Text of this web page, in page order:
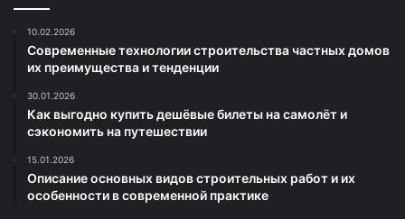
10.02.2026
Современные технологии строительства частных домов
их преимущества и тенденции
30.01.2026
Как выгодно купить дешёвые билеты на самолёт и
сэкономить на путешествии
15.01.2026
Описание основных видов строительных работ и их
особенности в современной практике